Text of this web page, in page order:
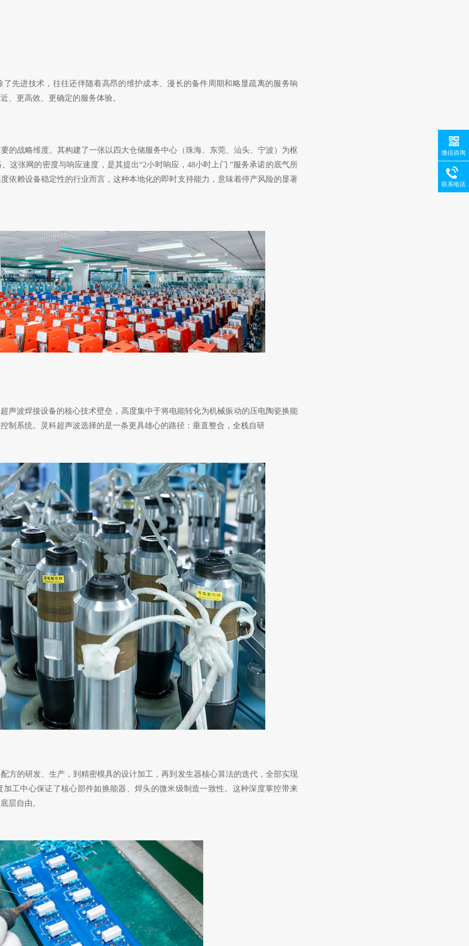
先进技术，往往还伴随着高昂的维护成本、漫长的备件周期和略显疏离的服务响
、更高效、更确定的服务体验。
的战略维度。其构建了一张以四大仓储服务中心（珠海、东莞、汕头、宁波）为枢
这张网的密度与响应速度，是其提出“2小时响应，48小时上门 ”服务承诺的底气所
依赖设备稳定性的行业而言，这种本地化的即时支持能力，意味着停产风险的显著
超声波焊接设备的核心技术壁垒，高度集中于将电能转化为机械振动的压电陶瓷换能
制系统。灵科超声波选择的是一条更具雄心的路径：垂直整合，全栈自研
方的研发、生产，到精密模具的设计加工，再到发生器核心算法的迭代，全部实现
工中心保证了核心部件如换能器、焊头的微米级制造一致性。这种深度掌控带来
层自由。
微信咨询
联系电话